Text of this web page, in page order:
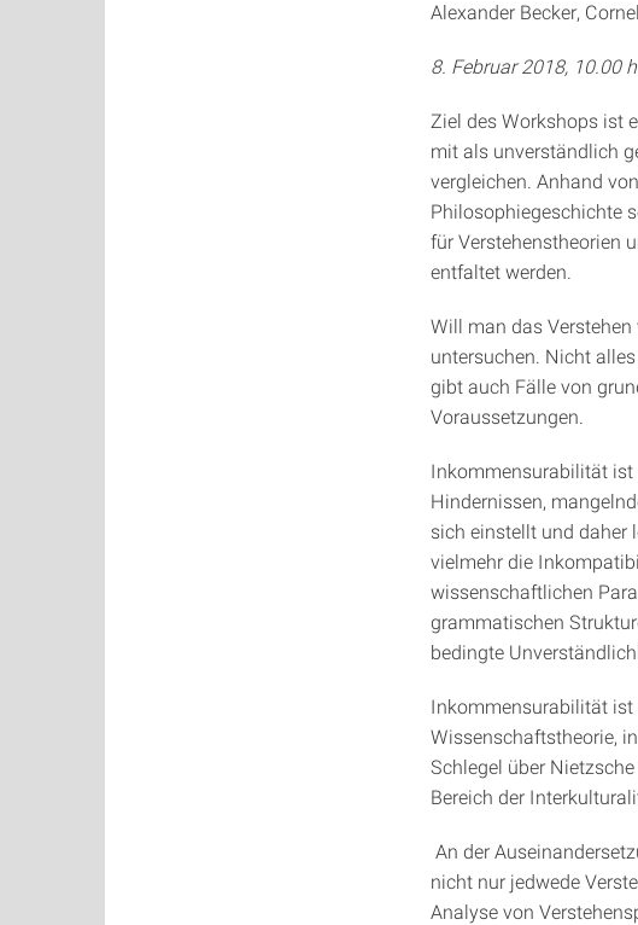
Alexander Becker,
8. Februar 2018, 10.00
Ziel des Workshops ist
mit als unverständlich
vergleichen. Anhand
Philosophiegeschichte
für Verstehenstheorien
entfaltet werden.
Will man das Verstehen
untersuchen. Nicht
gibt auch Fälle von
Voraussetzungen.
Inkommensurabilität ist
Hindernissen,
sich einstellt und daher
vielmehr die
wissenschaftlichen
grammatischen
bedingte
Inkommensurabilität ist
Wissenschaftstheorie,
Schlegel über
Bereich der
An der
nicht nur jedwede
Analyse von